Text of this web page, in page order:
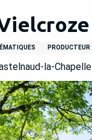
PRODUCTEUR
la-Chapelle